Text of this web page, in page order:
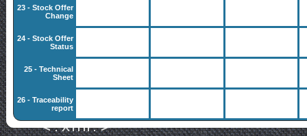
23 - Stock Offer
Change
24 - Stock Offer
Status
25 - Technical
Sheet
26 - Traceability
report